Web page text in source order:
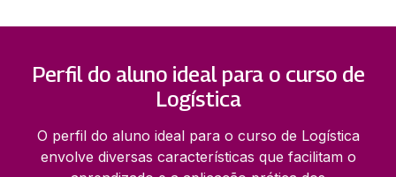
Perfil do aluno ideal para o curso de
Logística
O perfil do aluno ideal para o curso de Logística
envolve diversas características que facilitam o